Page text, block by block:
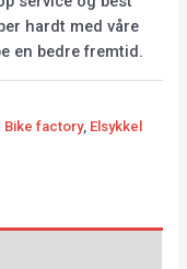
hardt med våre
en bedre fremtid.
Bike factory, Elsykkel